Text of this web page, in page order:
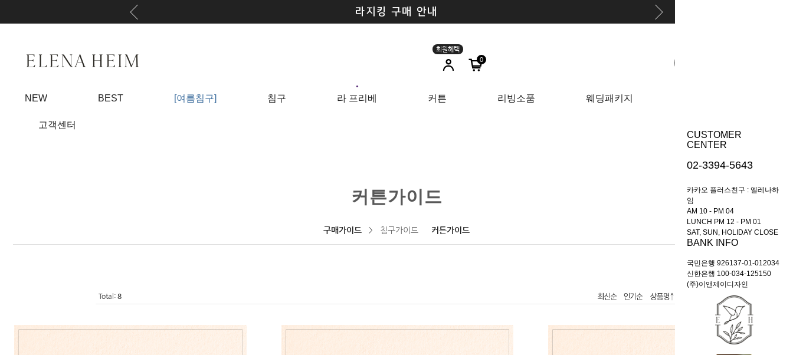
라지킹 구매 안내
CUSTOMER
CENTER
02-3394-5643
카카오 플러스친구 : 엘레나하
임
AM 10 - PM 04
LUNCH PM 12 - PM 01
SAT, SUN, HOLIDAY CLOSE
BANK INFO
국민은행 926137-01-012034
신한은행 100-034-125150
(주)이앤제이디자인
0
NEW BEST [여름침구] 침구
●
라 프리베 커튼 리빙소품 웨딩패키지
고객센터
커튼가이드
구매가이드 > 침구가이드 커튼가이드
Total: 8